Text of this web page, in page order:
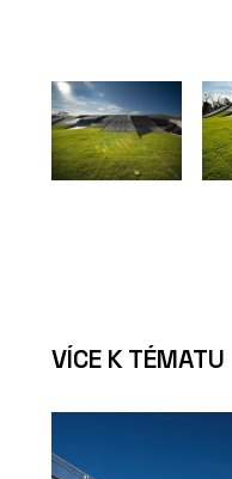
VÍCE K TÉMATU